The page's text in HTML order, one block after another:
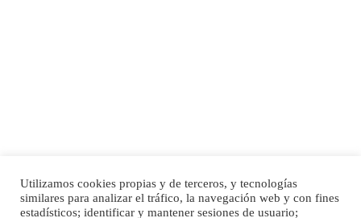
SHIBA PERDIDO AVDA JOSE MESA Y LOPEZ
PERRO MACHO RAZA SHIBA CON MICROCHIP PERDIDO HOY 06/07/2025 ZONA
Utilizamos cookies propias y de terceros, y tecnologías
similares para analizar el tráfico, la navegación web y con fines
estadísticos; identificar y mantener sesiones de usuario;